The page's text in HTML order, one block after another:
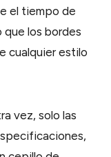
el tiempo de
los bordes
cualquier estilo
vez, solo las